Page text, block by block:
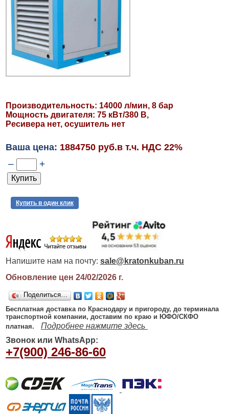
Производительность: 14000 л/мин, 8 бар
Мощность двигателя: 75 кВт/380 В,
Ресивера нет, осушитель нет
Ваша цена: 1884750 руб.в т.ч. НДС 22%
– +
Купить в один клик
Напишите нам на почту: sale@kratonkuban.ru
Обновление цен 24/02/2026г.
Поделиться…
Бесплатная доставка по Краснодару и пригороду, до терминала
транспортной компании, доставим по краю и ЮФО/СКФО
платная.
Подробнее нажмите здесь
Звонок или WhatsApp:
+7(900) 246-86-60